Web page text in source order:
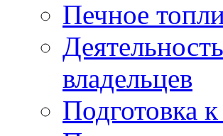
Печное
владельцев
Подготовка